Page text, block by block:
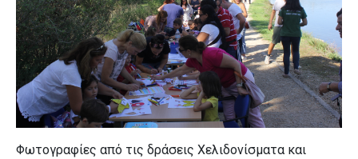
Φωτογραφίες από τις δράσεις Χελιδονίσματα και